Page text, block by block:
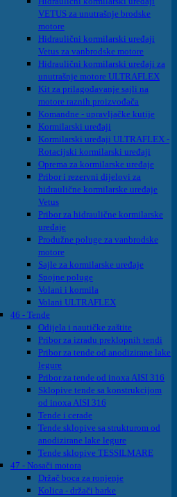
VETUS za unutrašnje brodske
motore
Hidraulični kormilarski uređaji
Vetus za vanbrodske motore
Hidraulični kormilarski uređaji za
unutrašnje motore ULTRAFLEX
Kit za prilagođavanje sajli na
motore raznih proizvođača
Komandne - upravljačke kutije
Kormilarski uređaji
Kormilarski uređaji ULTRAFLEX -
Rotacijski kormilarski uređaji
Oprema za kormilarske uređaje
Pribor i rezervni dijelovi za
hidraulične kormilarske uređaje
Vetus
Pribor za hidraulične kormilarske
uređaje
Produžne poluge za vanbrodske
motore
Sajle za kormilarske uređaje
Spojne poluge
Volani i kormila
Volani ULTRAFLEX
46 - Tende
Odijela i nautičke zaštite
Pribor za izradu preklopnih tendi
Pribor za tende od anodizirane lake
legure
Pribor za tende od inoxa AISI 316
Sklopive tende sa konstrukcijom
od inoxa AISI 316
Tende i cerade
Tende sklopive sa strukturom od
anodizirane lake legure
Tende sklopive TESSILMARE
47 - Nosači motora
Držač boca za ronjenje
Kolica - držači barke